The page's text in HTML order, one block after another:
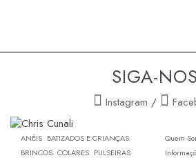
SIGA-NOS
Instagram /
ANÉIS BATIZADOS E CRIANÇAS
BRINCOS COLARES PULSEIRAS
Quem